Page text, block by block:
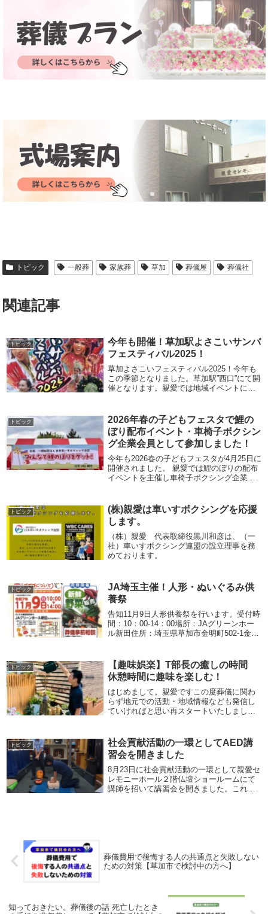
トピック 一般葬 家族葬 草加 葬儀屋 葬儀社
関連記事
トピック
今年も開催！草加駅よさこいサンバ
フェスティバル2025！
草加よさこいフェスティバル2025！今年も
この季節となりました。草加駅”西口”にて開
催となります。親愛では地域イベントに積
や祭壇例などもご覧いただけます！葬儀会
社と...
トピック
2026年春の子どもフェスタで鯉の
ぼり配布イベント・車椅子ボクシン
グ企業会員として参加しました！
今年も2026春の子どもフェスタが4月25日に
開催されました。 親愛では鯉のぼりの配布
イベントを主催し車椅子ボクシング企業会
ました。鯉のぼりの配布イベントでは、未
来...
トピック
(株)親愛は車いすボクシングを応援
します。
（株）親愛 代表取締役黒川和彦は、（一
社）車いすボクシング連盟の設立理事を務
めております。
トピック
JA埼玉主催！人形・ぬいぐるみ供
養祭
告知11月9日人形供養祭を行います。受付時
間：10：00-14：00場所：JAグリーンホー
ル新田住所：埼玉県草加市金明町502-1金額
抗ある人形などもお持ち...
トピック
【趣味娯楽】T部長の癒しの時間
休憩時間に趣味を楽しむ！
はじめまして。親愛ですこの度葬儀に関わ
らず地元での活動・地域情報なども発信し
ていければと思い再スタートいたしまし
～からいろんな形を作りましたが、やっと
完成に...
トピック
社会貢献活動の一環としてAED講
習会を開きました
8月23日に社会貢献活動の一環として親愛セ
レモニーホール２階仏壇ショールームにて
講師を招いて講習会を開きました。これか
葬儀費用で後悔する人の共通点と失敗しない
ための対策【草加市で検討中の方へ】
知っておきたい。葬儀後の話 死亡したとき